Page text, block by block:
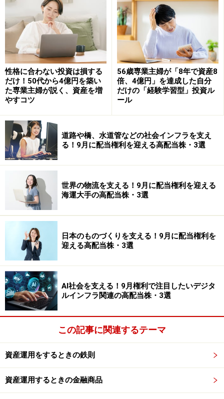
動による価格への影響が大きくなる傾向にあります。そ
のため、金利上昇が続く局面では、長期債よりも比較的
期間の短い債券に注目する投資家もいます。
債券投資では、「利息」と「価格変動」の両方を理解す
ることが重要です。特に金利上昇局面では、債券価格が
下がる可能性を知っておくことで、慌てずに投資判断が
できるようになります。金利と価格の関係を知っておく
ことは、国債や社債、債券型投資信託を選ぶ際の基本知
識といえるでしょう。
※記事内容は執筆時点のものです。最新の内容をご確認くださ
い。
本記事の内容は一般的な情報提供を目的としており、特定の金融
商品や投資行動を推奨するものではありません。
投資や資産運用に関する最終的なご判断はご自身の責任において
行ってください。
掲載情報の正確性・完全性については十分に配慮しております
が、その内容を保証するものではなく、これに基づく損失・損害
などについて当社は一切の責任を負いません。
最新の情報や詳細については、必ず各金融機関やサービス提供者
の公式情報をご確認ください。
【編集部おすすめの購入サイト】
Amazonで資産運用の書籍をチェック！
楽天市場で資産運用関連の書籍をチェック！
【編集部からのお知らせ】
・「家計」について、アンケート（2026/8/31まで）
を実施
中です！
性格に合わない投資は損する
だけ！50代から4億円を築い
た専業主婦が説く、資産を増
やすコツ
56歳専業主婦が「8年で資産8
倍、4億円」を達成した自分
だけの「経験学習型」投資ル
ール
道路や橋、水道管などの社会インフラを支え
る！9月に配当権利を迎える高配当株・3選
世界の物流を支える！9月に配当権利を迎える
海運大手の高配当株・3選
日本のものづくりを支える！9月に配当権利を
迎える高配当株・3選
AI社会を支える！9月権利で注目したいデジタ
ルインフラ関連の高配当株・3選
この記事に関連するテーマ
資産運用をするときの鉄則
資産運用するときの金融商品